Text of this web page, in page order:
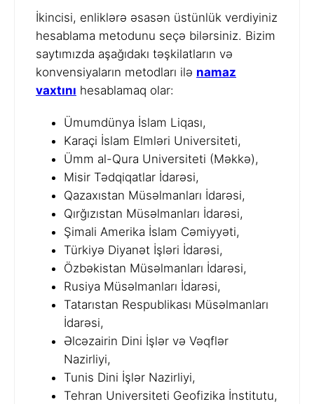
İkincisi, enliklərə əsasən üstünlük verdiyiniz
hesablama metodunu seçə bilərsiniz. Bizim
saytımızda aşağıdakı təşkilatların və
konvensiyaların metodları ilə namaz
vaxtını hesablamaq olar:
Ümumdünya İslam Liqası,
Karaçi İslam Elmləri Universiteti,
Ümm al-Qura Universiteti (Məkkə),
Misir Tədqiqatlar İdarəsi,
Qazaxıstan Müsəlmanları İdarəsi,
Qırğızıstan Müsəlmanları İdarəsi,
Şimali Amerika İslam Cəmiyyəti,
Türkiyə Diyanət İşləri İdarəsi,
Özbəkistan Müsəlmanları İdarəsi,
Rusiya Müsəlmanları İdarəsi,
Tatarıstan Respublikası Müsəlmanları
İdarəsi,
Əlcəzairin Dini İşlər və Vəqflər
Nazirliyi,
Tunis Dini İşlər Nazirliyi,
Tehran Universiteti Geofizika İnstitutu,